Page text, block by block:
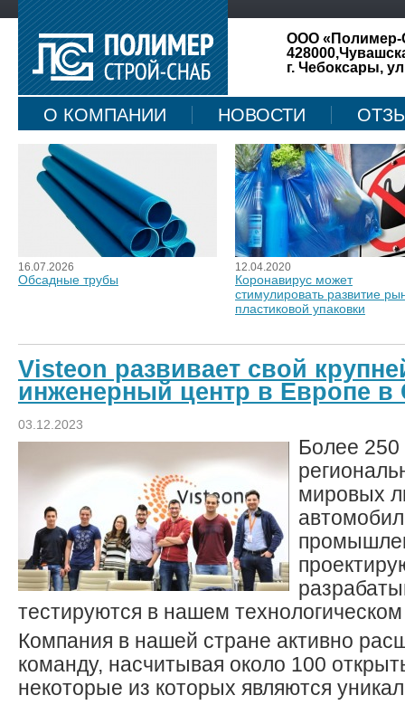
ООО «Полимер-
г. Чебоксары,
О КОМПАНИИ НОВОСТИ
КАРТА САЙТА
16.07.2026
Обсадные трубы
12.04.2020
Коронавирус может
стимулировать развитие
пластиковой упаковки
Visteon развивает свой
инженерный центр в Европе
03.12.2023
Более 250
мировых
тестируются в нашем
Компания в нашей стране активно
команду, насчитывая около 100
некоторые из которых являются